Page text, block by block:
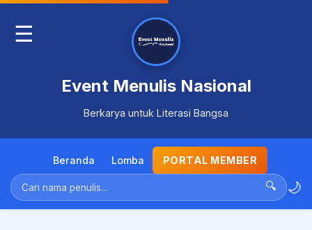
☰
Event Menulis Nasional
Berkarya untuk Literasi Bangsa
Beranda Lomba PORTAL MEMBER
🔍 🌙